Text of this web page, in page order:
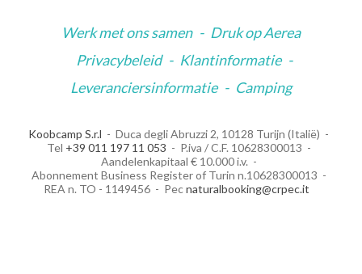
Werk met ons samen - Druk op Aerea
Privacybeleid - Klantinformatie -
Leveranciersinformatie - Camping
Koobcamp S.r.l
Duca degli Abruzzi 2, 10128 Turijn (Italië)
Tel +39 011 197 11 053
P.iva / C.F. 10628300013
Aandelenkapitaal € 10.000 i.v.
Abonnement Business Register of Turin n.10628300013
REA n. TO - 1149456
Pecnaturalbooking@crpec.it